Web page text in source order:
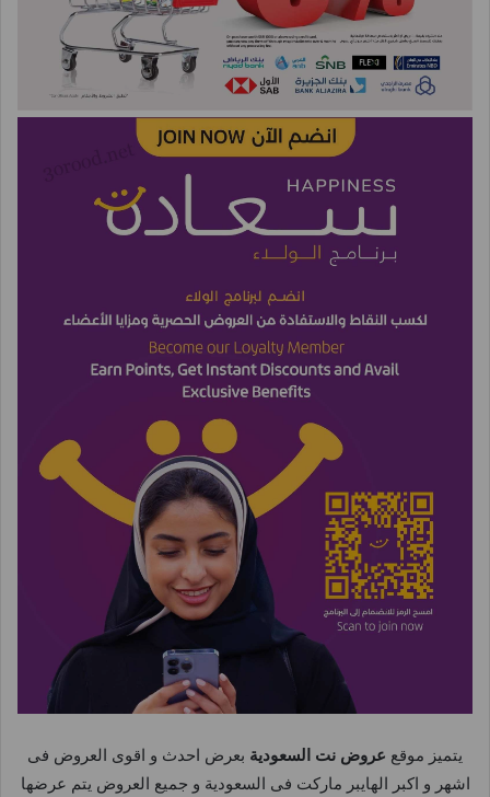
يتميز موقع عروض نت السعودية بعرض احدث و اقوى العروض فى
اشهر و اكبر الهايبر ماركت فى السعودية و جميع العروض يتم عرضها